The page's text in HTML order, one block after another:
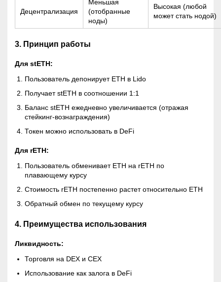
Децентрализация
Меньшая
(отобранные
ноды)
Высокая (любой
может стать нодой)
3. Принцип работы
Для stETH:
Пользователь депонирует ETH в Lido
Получает stETH в соотношении 1:1
Баланс stETH ежедневно увеличивается (отражая
стейкинг-вознаграждения)
Токен можно использовать в DeFi
Для rETH:
Пользователь обменивает ETH на rETH по
плавающему курсу
Стоимость rETH постепенно растет относительно ETH
Обратный обмен по текущему курсу
4. Преимущества использования
Ликвидность:
Торговля на DEX и CEX
Использование как залога в DeFi